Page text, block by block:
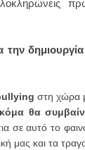
ullying στη χώρα
θα
σε αυτό το
μας και τα